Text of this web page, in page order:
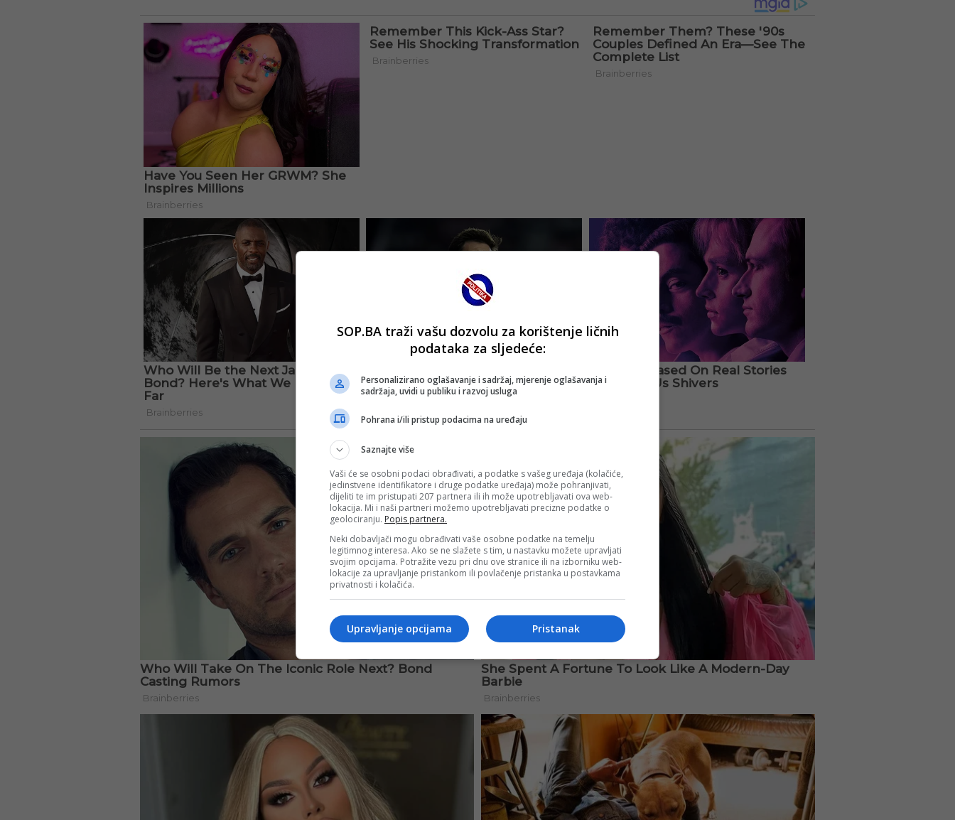
SOP.BA traži vašu dozvolu za korištenje ličnih
podataka za sljedeće:
Personalizirano oglašavanje i sadržaj, mjerenje oglašavanja i
sadržaja, uvidi u publiku i razvoj usluga
Pohrana i/ili pristup podacima na uređaju
Saznajte više
Vaši će se osobni podaci obrađivati, a podatke s vašeg uređaja (kolačiće,
jedinstvene identifikatore i druge podatke uređaja) može pohranjivati,
dijeliti te im pristupati 207 partnera ili ih može upotrebljavati ova web-
lokacija. Mi i naši partneri možemo upotrebljavati precizne podatke o
geolociranju. Popis partnera.
Neki dobavljači mogu obrađivati vaše osobne podatke na temelju
legitimnog interesa. Ako se ne slažete s tim, u nastavku možete upravljati
svojim opcijama. Potražite vezu pri dnu ove stranice ili na izborniku web-
lokacije za upravljanje pristankom ili povlačenje pristanka u postavkama
privatnosti i kolačića.
Pristanak
Upravljanje opcijama